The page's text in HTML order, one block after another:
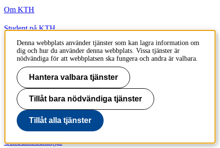
Om KTH
Student på KTH
Alumni
KTH Intranät
Organisation
KTH Biblioteket
KTH:s skolor
Centrumbildningar
Denna webbplats använder tjänster som kan lagra information om
dig och hur du använder denna webbplats. Vissa tjänster är
nödvändiga för att webbplatsen ska fungera och andra är valbara.
Hantera valbara tjänster
Tillåt bara nödvändiga tjänster
Tillåt alla tjänster